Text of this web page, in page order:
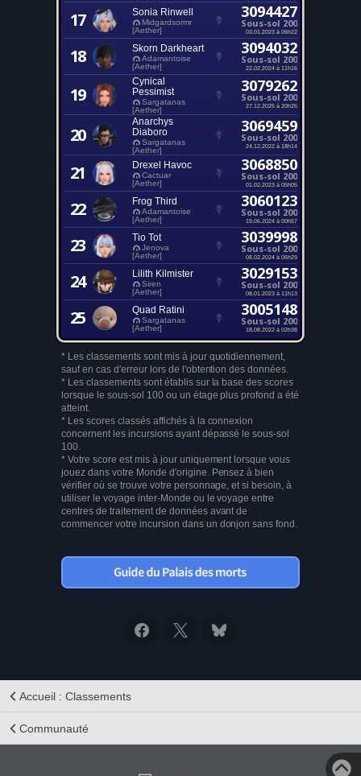
17 Sonia Rinwell
Midgardsormr
[Aether]
3094427
Sous-sol 200
03.01.2023 à 06h22
18 Skorn Darkheart
Adamantoise
[Aether]
3094032
Sous-sol 200
22.02.2024 à 11h16
19
Cynical
Pessimist
Sargatanas
[Aether]
3079262
Sous-sol 200
27.12.2025 à 20h25
20
Anarchys
Diaboro
Sargatanas
[Aether]
3069459
Sous-sol 200
24.12.2022 à 18h14
21 Drexel Havoc
Cactuar
[Aether]
3068850
Sous-sol 200
01.02.2023 à 05h05
22 Frog Third
Adamantoise
[Aether]
3060123
Sous-sol 200
19.06.2024 à 00h57
23 Tio Tot
Jenova
[Aether]
3039998
Sous-sol 200
08.02.2024 à 06h29
24 Lilith Kilmister
Siren
[Aether]
3029153
Sous-sol 200
08.01.2023 à 11h13
25 Quad Ratini
Sargatanas
[Aether]
3005148
Sous-sol 200
18.08.2022 à 02h38
* Les classements sont mis à jour quotidiennement,
sauf en cas d'erreur lors de l'obtention des données.
* Les classements sont établis sur la base des scores
lorsque le sous-sol 100 ou un étage plus profond a été
atteint.
* Les scores classés affichés à la connexion
concernent les incursions ayant dépassé le sous-sol
100.
* Votre score est mis à jour uniquement lorsque vous
jouez dans votre Monde d'origine. Pensez à bien
vérifier où se trouve votre personnage, et si besoin, à
utiliser le voyage inter-Monde ou le voyage entre
centres de traitement de données avant de
commencer votre incursion dans un donjon sans fond.
Accueil : Classements
Communauté